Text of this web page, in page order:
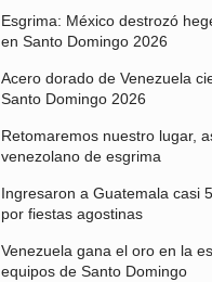
Esgrima: México destrozó
en Santo Domingo 2026
Acero dorado de Venezuela
Santo Domingo 2026
Retomaremos nuestro lugar,
venezolano de esgrima
Ingresaron a Guatemala casi
por fiestas agostinas
Venezuela gana el oro en la
equipos de Santo Domingo